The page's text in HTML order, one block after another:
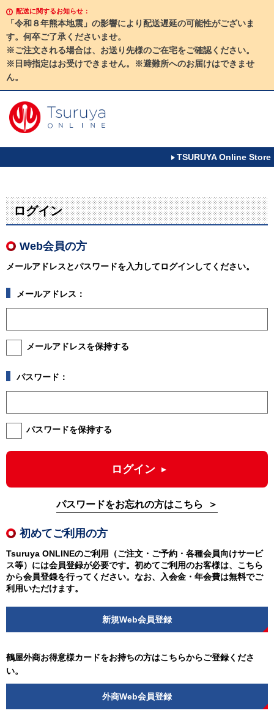
配送に関するお知らせ：
「令和８年熊本地震」の影響により配送遅延の可能性がございま
す。何卒ご了承くださいませ。
※ご注文される場合は、お送り先様のご在宅をご確認ください。
※日時指定はお受けできません。※避難所へのお届けはできませ
ん。
TSURUYA Online Store
ログイン
Web会員の方
メールアドレスとパスワードを入力してログインしてください。
メールアドレス：
メールアドレスを保持する
パスワード：
パスワードを保持する
ログイン
パスワードをお忘れの方はこちら
初めてご利用の方
Tsuruya ONLINEのご利用（ご注文・ご予約・各種会員向けサービ
ス等）には会員登録が必要です。初めてご利用のお客様は、こちら
から会員登録を行ってください。なお、入会金・年会費は無料でご
利用いただけます。
新規Web会員登録
鶴屋外商お得意様カードをお持ちの方はこちらからご登録くださ
い。
外商Web会員登録